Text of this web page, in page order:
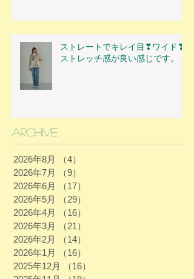
ストレートでキレイ目❣ワイド❣
ストレッチ感が良い感じです。
Archive
2026年8月 （4）
2026年7月
（9）
2026年6月
（17）
2026年5月
（29）
2026年4月
（16）
2026年3月
（21）
2026年2月
（14）
2026年1月
（16）
2025年12月
（16）